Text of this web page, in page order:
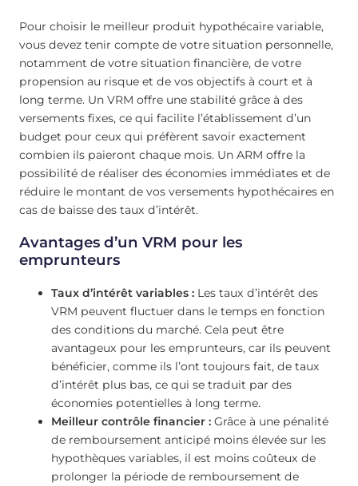
Pour choisir le meilleur produit hypothécaire variable,
vous devez tenir compte de votre situation personnelle,
notamment de votre situation financière, de votre
propension au risque et de vos objectifs à court et à
long terme. Un VRM offre une stabilité grâce à des
versements fixes, ce qui facilite l’établissement d’un
budget pour ceux qui préfèrent savoir exactement
combien ils paieront chaque mois. Un ARM offre la
possibilité de réaliser des économies immédiates et de
réduire le montant de vos versements hypothécaires en
cas de baisse des taux d’intérêt.
Avantages d’un VRM pour les
emprunteurs
Taux d’intérêt variables : Les taux d’intérêt des
VRM peuvent fluctuer dans le temps en fonction
des conditions du marché. Cela peut être
avantageux pour les emprunteurs, car ils peuvent
bénéficier, comme ils l’ont toujours fait, de taux
d’intérêt plus bas, ce qui se traduit par des
économies potentielles à long terme.
Meilleur contrôle financier : Grâce à une pénalité
de remboursement anticipé moins élevée sur les
hypothèques variables, il est moins coûteux de
prolonger la période de remboursement de